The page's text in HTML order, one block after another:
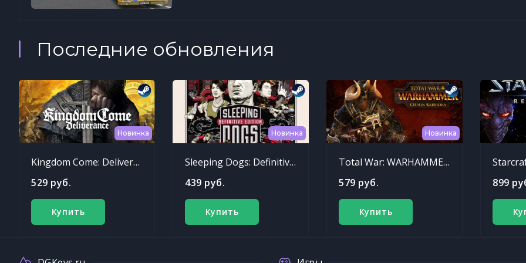
Последние обновления
Новинка
Kingdom Come: Deliverance
529 руб.
Купить
Новинка
Sleeping Dogs: Definitive Edition
439 руб.
Купить
Новинка
Total War: WARHAMMER - Chaos Warriors Race Pack
579 руб.
Купить
899